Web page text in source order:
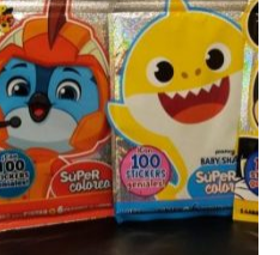
Añadir
a la
lista
de
deseos